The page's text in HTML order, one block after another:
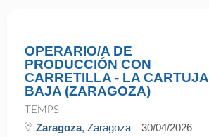
OPERARIO/A DE
PRODUCCIÓN CON
CARRETILLA - LA CARTUJA
BAJA (ZARAGOZA)
TEMPS
Zaragoza, Zaragoza 30/04/2026